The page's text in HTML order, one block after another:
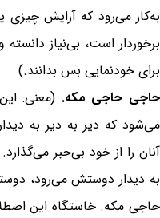
به‌کار می‌رود که آرایش چیزی
برخوردار است، بی‌نیاز
برای خودنمایی بس بدانند.)
حاجی حاجی مکه. (معنی:
می‌شود که دیر به دیر به
آنان را از خود بی‌خبر
به دیدار دوستش می‌رود،
حاجی مکه. خاستگاه این